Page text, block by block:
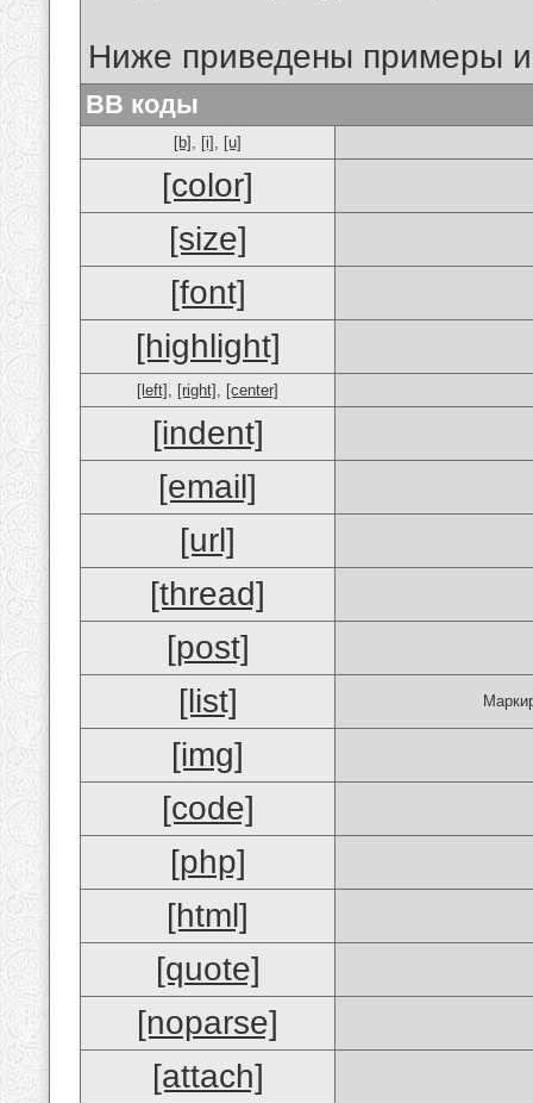
Ниже приведены примеры
BB коды
[b] , [i] , [u]
[color]
[size]
[font]
[highlight]
[left] , [right] , [center]
[indent]
[email]
[url]
[thread]
[post]
[list]
[img]
[code]
[php]
[html]
[quote]
[noparse]
[attach]